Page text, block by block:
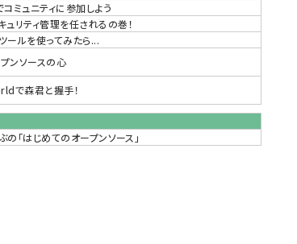
コミュニティに参加しよう
ュリティ管理を任されるの巻！
ールを使ってみたら...
ンソースの心
で森君と握手！
「はじめてのオープンソース」